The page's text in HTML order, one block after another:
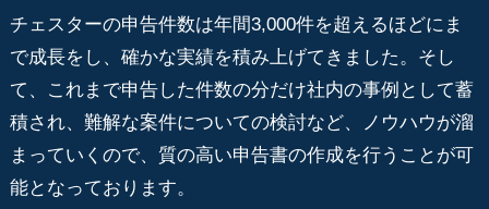
チェスターの申告件数は年間3,000件を超えるほどにま
で成長をし、確かな実績を積み上げてきました。そし
て、これまで申告した件数の分だけ社内の事例として蓄
積され、難解な案件についての検討など、ノウハウが溜
まっていくので、質の高い申告書の作成を行うことが可
能となっております。